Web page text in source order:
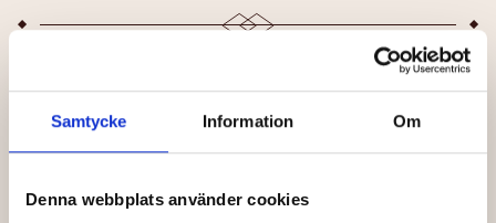
Samtycke Information Om
Denna webbplats använder cookies
INGA SCHEMALAGDA VISNINGAR FINNS
kommande biljettsläpp